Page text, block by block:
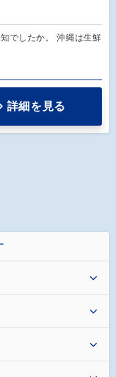
でしたか。 沖縄は生鮮
詳細を見る